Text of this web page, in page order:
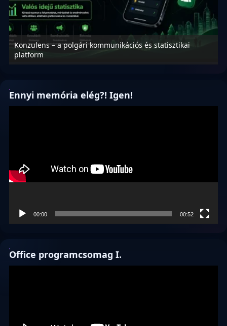
Konzulens – a polgári kommunikációs és statisztikai
platform
Ennyi memória elég?! Igen!
00:00 00:52
Office programcsomag I.